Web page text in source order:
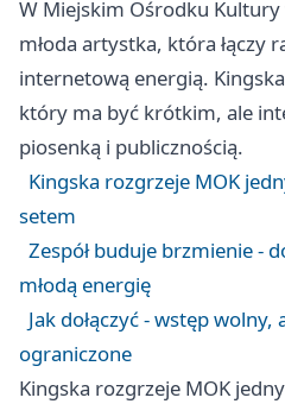
W Miejskim Ośrodku
młoda artystka, która łączy
internetową energią.
który ma być krótkim, ale
piosenką i publicznością.
Kingska rozgrzeje MOK
setem
Zespół buduje brzmienie -
młodą energię
Jak dołączyć - wstęp wolny,
ograniczone
Kingska rozgrzeje MOK